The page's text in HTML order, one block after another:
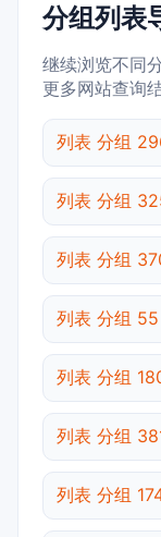
分组列表
继续浏览不同
更多网站查询结
列表 分组
列表 分组
列表 分组
列表 分组 55
列表 分组
列表 分组
列表 分组